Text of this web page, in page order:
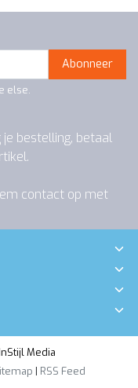
Abonneer
else.
je bestelling, betaal
contact op met
Media
| RSS Feed